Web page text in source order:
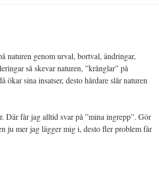
naturen genom urval, bortval, ändringar,
så skevar naturen, ”krånglar” på
ökar sina insatser, desto hårdare slår naturen
Där får jag alltid svar på ”mina ingrepp”. Gör
ju mer jag lägger mig i, desto fler problem får